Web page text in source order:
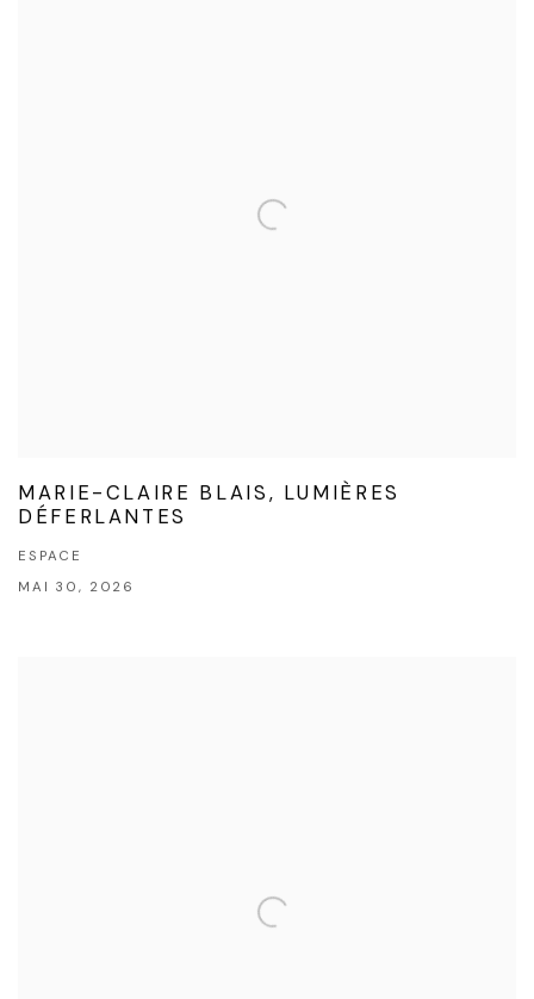
MARIE-CLAIRE BLAIS, LUMIÈRES
DÉFERLANTES
ESPACE
MAI 30, 2026